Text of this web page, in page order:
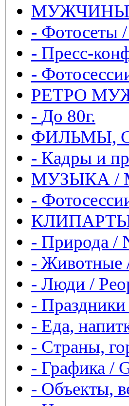
МУЖЧИНЫ
- Фотосеты
- Пресс-
-
РЕТРО
- До 80г.
ФИЛЬМЫ,
- Кадры и
МУЗЫКА /
-
КЛИПАРТЫ,
- Природа /
- Животные
- Люди /
-
- Еда,
- Страны,
- Графика /
- Объекты,